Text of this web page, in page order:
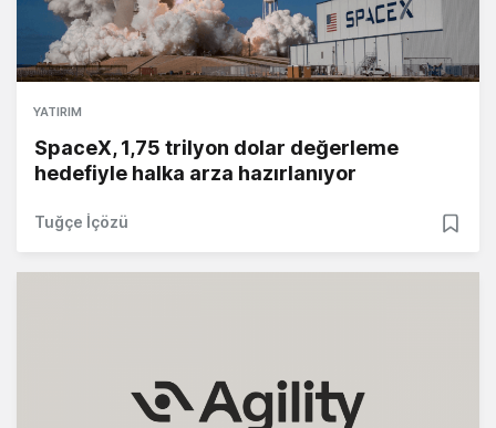
YATIRIM
SpaceX, 1,75 trilyon dolar değerleme
hedefiyle halka arza hazırlanıyor
Tuğçe İçözü